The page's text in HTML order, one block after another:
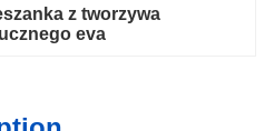
z tworzywa
eva